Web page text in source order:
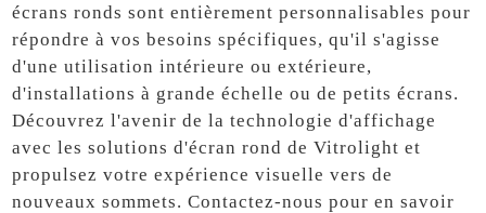
écrans ronds sont entièrement personnalisables pour
répondre à vos besoins spécifiques, qu'il s'agisse
d'une utilisation intérieure ou extérieure,
d'installations à grande échelle ou de petits écrans.
Découvrez l'avenir de la technologie d'affichage
avec les solutions d'écran rond de Vitrolight et
propulsez votre expérience visuelle vers de
nouveaux sommets. Contactez-nous pour en savoir